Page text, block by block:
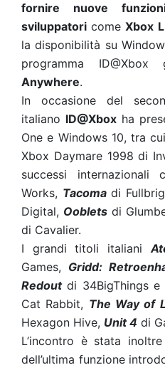
fornire nuove
sviluppatori comeXbox
la disponibilità su
programma
Anywhere.
In occasione del
italiano ID@Xbox ha
One e Windows 10, tra
Xbox Daymare 1998 di
successi internazionali
Works, Tacomadi
Digital, Oobletsdi
di Cavalier.
I grandi titoli italiani
Games, Gridd:
Redoutdi 34BigThings e
Cat Rabbit, The Way of
Hexagon Hive, Unit 4 di
L’incontro è stata
dell’ultima funzione